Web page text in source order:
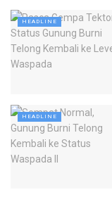
HEADLINE
HEADLINE